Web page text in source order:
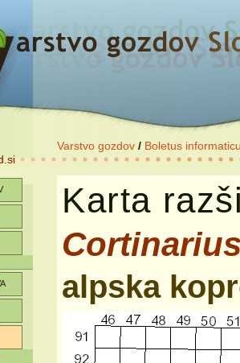
Varstvo gozdov / Boletus
Karta
alpska